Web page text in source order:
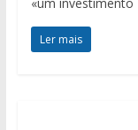
«um investimento
Ler mais